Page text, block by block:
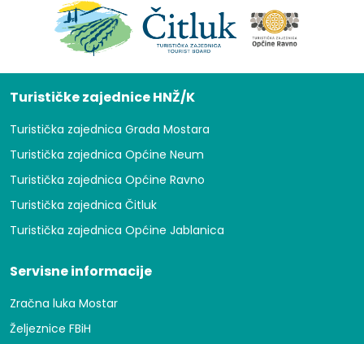
Turističke zajednice HNŽ/K
Turistička zajednica Grada Mostara
Turistička zajednica Općine Neum
Turistička zajednica Općine Ravno
Turistička zajednica Čitluk
Turistička zajednica Općine Jablanica
Servisne informacije
Zračna luka Mostar
Željeznice FBiH